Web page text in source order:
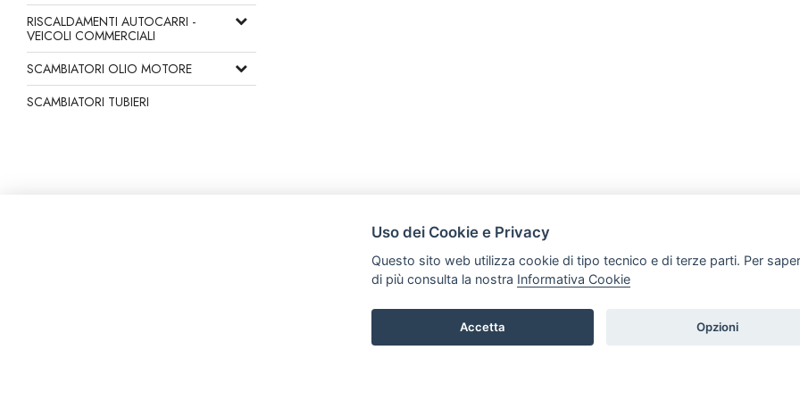
RISCALDAMENTI AUTOCARRI -
VEICOLI COMMERCIALI
SCAMBIATORI OLIO MOTORE
SCAMBIATORI TUBIERI
Tel. +39 3505286617 Email: crsradiatori@gmail.com P.iva: 05981510877
PRODOTTI
Uso dei Cookie e Privacy
Questo sito web utilizza cookie di tipo tecnico e di terze parti. Per
di più consulta la nostra Informativa Cookie
Accetta Opzioni